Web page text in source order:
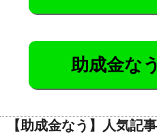
助成金な
【助成金なう】人気記